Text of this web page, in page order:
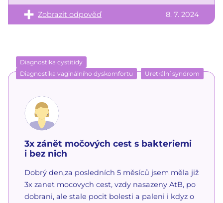
Zobrazit odpověď 8. 7. 2024
Diagnostika cystitidy
Diagnostika vaginálního dyskomfortu
Uretrální syndrom
3x zánět močových cest s bakteriemi
i bez nich
Dobrý den,za posledních 5 měsíců jsem měla již
3x zanet mocovych cest, vzdy nasazeny AtB, po
dobrani, ale stale pocit bolesti a paleni i kdyz o